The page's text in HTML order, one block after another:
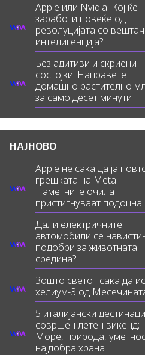
Apple или Nvidia: Кој ќе
заработи повеќе од
револуцијата со
интелигенција?
Без адитиви и скриени
состојки: Направете
домашно растително
за само десет минути
НАЈНОВО
Apple не сака да ја
грешката на Meta:
Паметните очила
пристигнуваат подоцна
Дали електричните
автомобили се
подобри за животната
средина?
Зошто светот сака да
хелиум-3 од
5 италијански
совршен летен викенд:
Море, природа,
најдобра храна